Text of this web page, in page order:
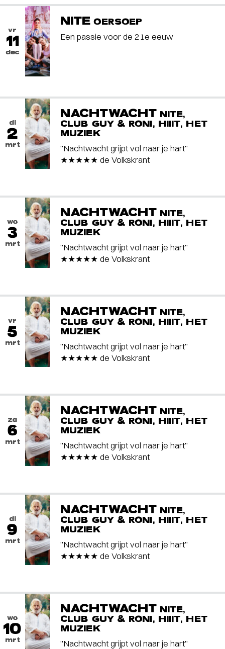
vr
11
dec
NITE OERSOEP
Een passie voor de 21e eeuw
di
2
mrt
NACHTWACHT NITE,
CLUB GUY & RONI, HIIIT, HET
MUZIEK
"Nachtwacht grijpt vol naar je hart"
★★★★★ de Volkskrant
wo
3
mrt
NACHTWACHT NITE,
CLUB GUY & RONI, HIIIT, HET
MUZIEK
"Nachtwacht grijpt vol naar je hart"
★★★★★ de Volkskrant
vr
5
mrt
NACHTWACHT NITE,
CLUB GUY & RONI, HIIIT, HET
MUZIEK
"Nachtwacht grijpt vol naar je hart"
★★★★★ de Volkskrant
za
6
mrt
NACHTWACHT NITE,
CLUB GUY & RONI, HIIIT, HET
MUZIEK
"Nachtwacht grijpt vol naar je hart"
★★★★★ de Volkskrant
di
9
mrt
NACHTWACHT NITE,
CLUB GUY & RONI, HIIIT, HET
MUZIEK
"Nachtwacht grijpt vol naar je hart"
★★★★★ de Volkskrant
wo
10
mrt
NACHTWACHT NITE,
CLUB GUY & RONI, HIIIT, HET
MUZIEK
"Nachtwacht grijpt vol naar je hart"